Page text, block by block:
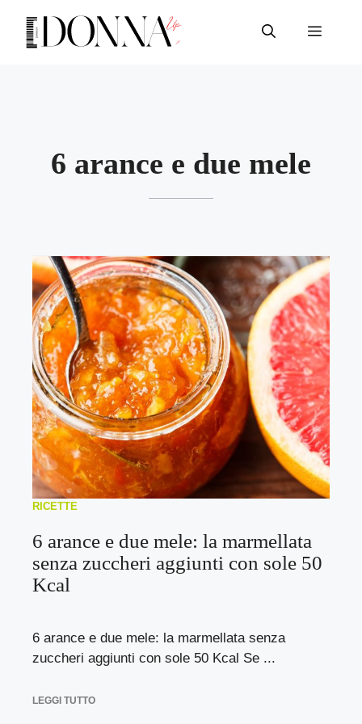
contenuto
Menu
6 arance e due mele
RICETTE
6 arance e due mele: la marmellata
senza zuccheri aggiunti con sole 50
Kcal
6 arance e due mele: la marmellata senza
zuccheri aggiunti con sole 50 Kcal Se ...
LEGGI TUTTO